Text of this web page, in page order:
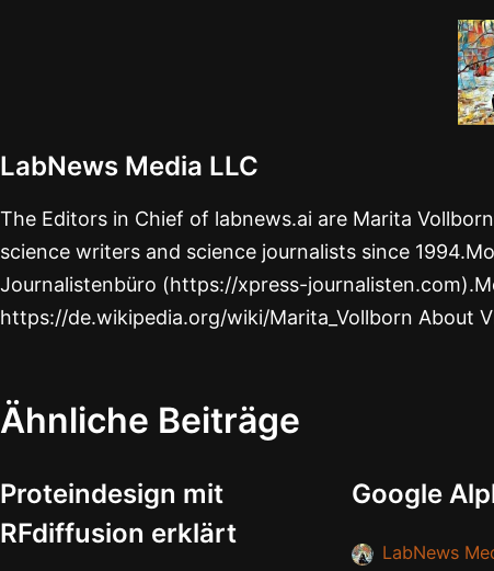
LabNews Media LLC
The Editors in Chief of labnews.ai are Marita
science writers and science journalists since
Journalistenbüro (https://xpress-
https://de.wikipedia.org/wiki/Marita_Vollborn About
Ähnliche Beiträge
Proteindesign mit
RFdiffusion erklärt
Google
LabNews